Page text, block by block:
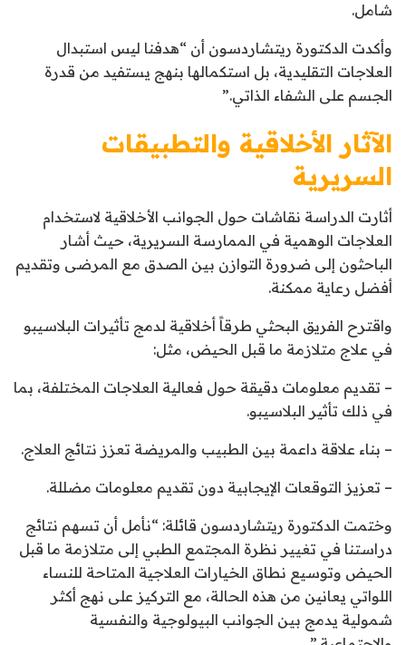
شامل.
وأكدت الدكتورة ريتشاردسون أن “هدفنا ليس استبدال
العلاجات التقليدية، بل استكمالها بنهج يستفيد من قدرة
الجسم على الشفاء الذاتي.”
الآثار الأخلاقية والتطبيقات
السريرية
أثارت الدراسة نقاشات حول الجوانب الأخلاقية لاستخدام
العلاجات الوهمية في الممارسة السريرية، حيث أشار
الباحثون إلى ضرورة التوازن بين الصدق مع المرضى وتقديم
أفضل رعاية ممكنة.
واقترح الفريق البحثي طرقاً أخلاقية لدمج تأثيرات البلاسيبو
في علاج متلازمة ما قبل الحيض، مثل:
– تقديم معلومات دقيقة حول فعالية العلاجات المختلفة، بما
في ذلك تأثير البلاسيبو.
– بناء علاقة داعمة بين الطبيب والمريضة تعزز نتائج العلاج.
– تعزيز التوقعات الإيجابية دون تقديم معلومات مضللة.
وختمت الدكتورة ريتشاردسون قائلة: “نأمل أن تسهم نتائج
دراستنا في تغيير نظرة المجتمع الطبي إلى متلازمة ما قبل
الحيض وتوسيع نطاق الخيارات العلاجية المتاحة للنساء
اللواتي يعانين من هذه الحالة، مع التركيز على نهج أكثر
شمولية يدمج بين الجوانب البيولوجية والنفسية